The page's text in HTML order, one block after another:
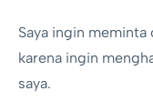
Saya ingin
karena ingin
saya.